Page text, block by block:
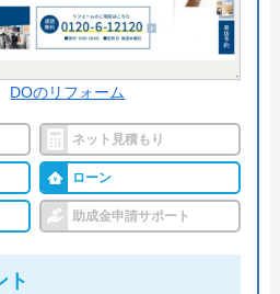
間： 24時間
社イ―スマイル
6月1日創業
DOのリフォーム
ネット見積もり
ローン
助成金申請サポート
ト